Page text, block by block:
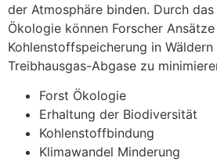
der Atmosphäre binden. Durch
Ökologie können Forscher
Kohlenstoffspeicherung in
Treibhausgas-Abgase zu
Forst Ökologie
Erhaltung der Biodiversität
Kohlenstoffbindung
Klimawandel Minderung